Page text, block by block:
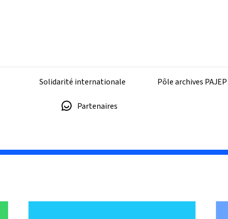
Solidarité internationale Pôle archives PAJEP
Partenaires